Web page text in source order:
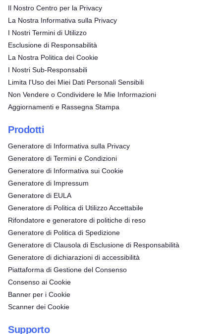
Il Nostro Centro per la Privacy
La Nostra Informativa sulla Privacy
I Nostri Termini di Utilizzo
Esclusione di Responsabilità
La Nostra Politica dei Cookie
I Nostri Sub-Responsabili
Limita l'Uso dei Miei Dati Personali Sensibili
Non Vendere o Condividere le Mie Informazioni
Aggiornamenti e Rassegna Stampa
Prodotti
Generatore di Informativa sulla Privacy
Generatore di Termini e Condizioni
Generatore di Informativa sui Cookie
Generatore di Impressum
Generatore di EULA
Generatore di Politica di Utilizzo Accettabile
Rifondatore e generatore di politiche di reso
Generatore di Politica di Spedizione
Generatore di Clausola di Esclusione di Responsabilità
Generatore di dichiarazioni di accessibilità
Piattaforma di Gestione del Consenso
Consenso ai Cookie
Banner per i Cookie
Scanner dei Cookie
Supporto